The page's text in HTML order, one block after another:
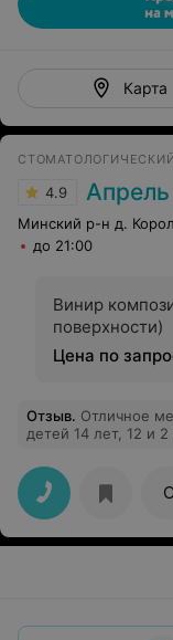
Карта
4.9 Апрель
Минский р-н д.
до 21:00
Винир
поверхности)
Цена по
Отзыв. Отличное
детей 14 лет, 12 и
понравилась, все
осмотрела всех!
место. Младшей
Рекомендую